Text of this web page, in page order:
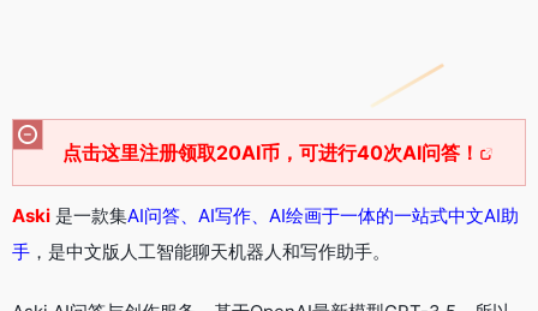
点击这里注册领取20AI币，可进行40次AI问答！
Aski 是一款集AI问答、AI写作、AI绘画于一体的一站式中文AI助
手 ，是中文版人工智能聊天机器人和写作助手。